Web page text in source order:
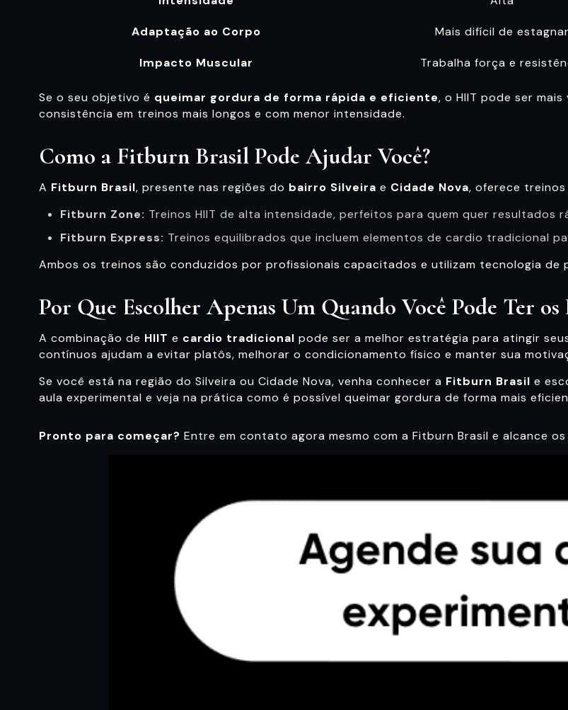
Adaptação ao Corpo Mais difícil de estagnar
Impacto Muscular Trabalha força e
Se o seu objetivo é queimar gordura de forma rápida e eficiente, o HIIT pode ser
consistência em treinos mais longos e com menor intensidade.
Como a Fitburn Brasil Pode Ajudar Você?
A Fitburn Brasil, presente nas regiões do bairro Silveira e Cidade Nova, oferece treinos
Fitburn Zone: Treinos HIIT de alta intensidade, perfeitos para quem quer resultados
Fitburn Express: Treinos equilibrados que incluem elementos de cardio tradicional
Ambos os treinos são conduzidos por profissionais capacitados e utilizam tecnologia de
Por Que Escolher Apenas Um Quando Você Pode Ter os
A combinação de HIIT e cardio tradicional pode ser a melhor estratégia para atingir
contínuos ajudam a evitar platôs, melhorar o condicionamento físico e manter sua
Se você está na região do Silveira ou Cidade Nova, venha conhecer a Fitburn Brasil e
aula experimental e veja na prática como é possível queimar gordura de forma mais
Pronto para começar? Entre em contato agora mesmo com a Fitburn Brasil e alcance